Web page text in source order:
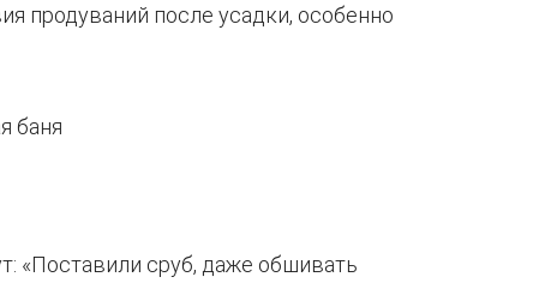
продуваний после усадки, особенно
«Поставили сруб, даже обшивать